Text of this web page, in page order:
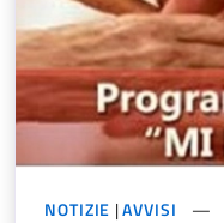
NOTIZIE |AVVISI